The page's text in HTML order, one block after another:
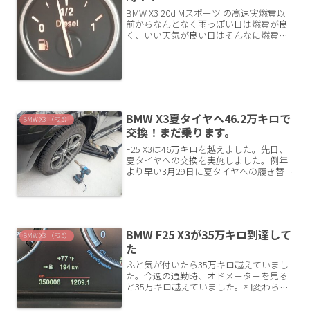
BMW X3 20d Mスポーツ の高速実燃費以
前からなんとなく雨っぽい日は燃費が良
く、いい天気が良い日はそんなに燃費が
BMW X3 （F25）
BMW X3夏タイヤへ46.2万キロで
交換！まだ乗ります。
F25 X3は46万キロを越えました。先日、
夏タイヤへの交換を実施しました。例年
より早い3月29日に夏タイヤへの履き替
BMW X3 （F25）
BMW F25 X3が35万キロ到達して
た
ふと気が付いたら35万キロ越えていまし
た。今週の通勤時、オドメーターを見る
と35万キロ越えていました。相変わらず